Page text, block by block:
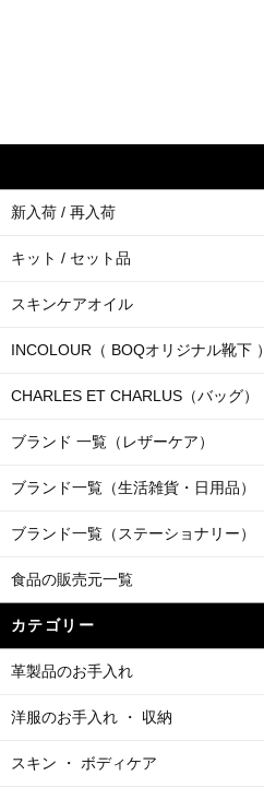
新入荷 / 再入荷
キット / セット品
スキンケアオイル
INCOLOUR（ BOQオリジナル靴下 ）
CHARLES ET CHARLUS（バッグ）
ブランド 一覧（レザーケア）
ブランド一覧（生活雑貨・日用品）
ブランド一覧（ステーショナリー）
食品の販売元一覧
カテゴリー
革製品のお手入れ
洋服のお手入れ ・ 収納
スキン ・ ボディケア